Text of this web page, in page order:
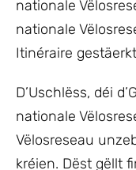
nationale
nationale
Itinéraire
D’Uschlëss, déi
nationale
Vëlosreseau
kréien. Dëst gëllt